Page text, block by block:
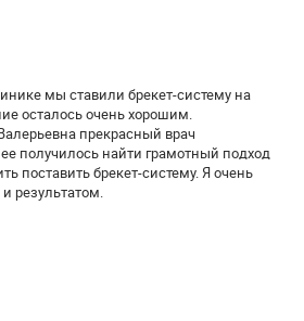
мы ставили брекет-систему на
осталось очень хорошим.
прекрасный врач
получилось найти грамотный подход
поставить брекет-систему. Я очень
результатом.